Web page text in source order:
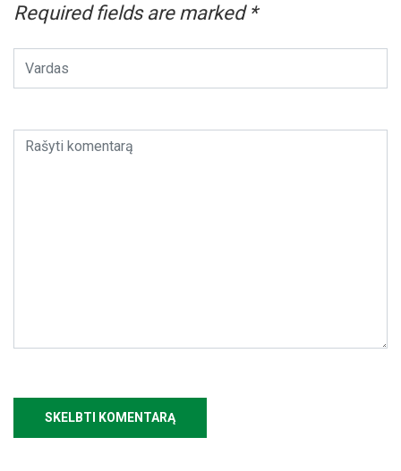
Required fields are marked *